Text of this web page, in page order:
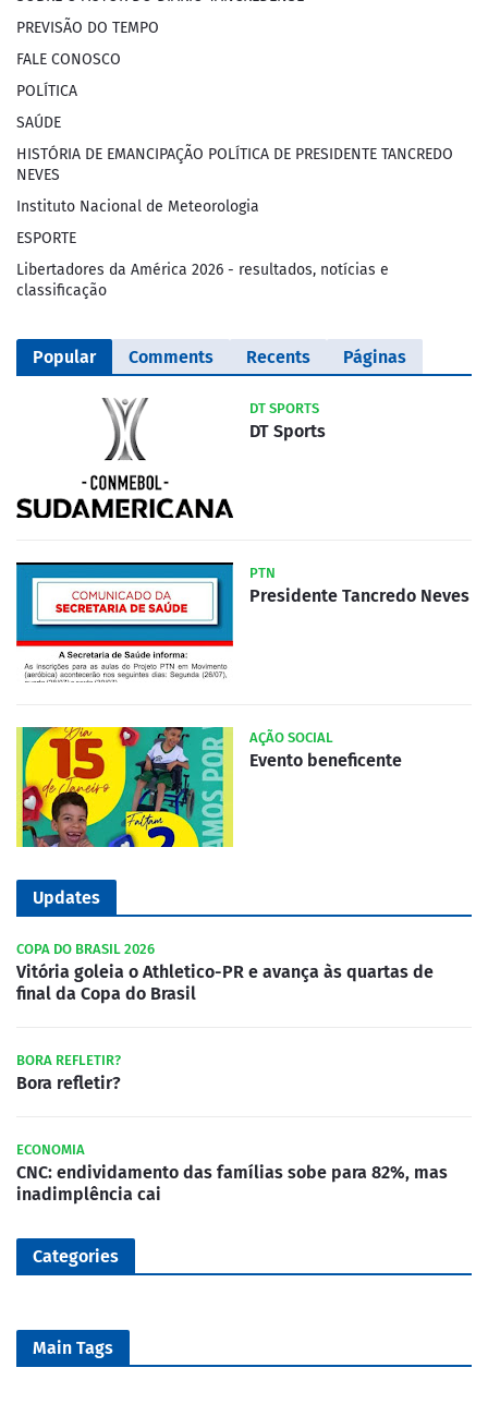
PREVISÃO DO TEMPO
FALE CONOSCO
POLÍTICA
SAÚDE
HISTÓRIA DE EMANCIPAÇÃO POLÍTICA DE PRESIDENTE TANCREDO
NEVES
Instituto Nacional de Meteorologia
ESPORTE
Libertadores da América 2026 - resultados, notícias e
classificação
Popular Comments Recents Páginas
DT SPORTS
DT Sports
PTN
Presidente Tancredo Neves
AÇÃO SOCIAL
Evento beneficente
Updates
COPA DO BRASIL 2026
Vitória goleia o Athletico-PR e avança às quartas de
final da Copa do Brasil
BORA REFLETIR?
Bora refletir?
ECONOMIA
CNC: endividamento das famílias sobe para 82%, mas
inadimplência cai
Categories
Main Tags